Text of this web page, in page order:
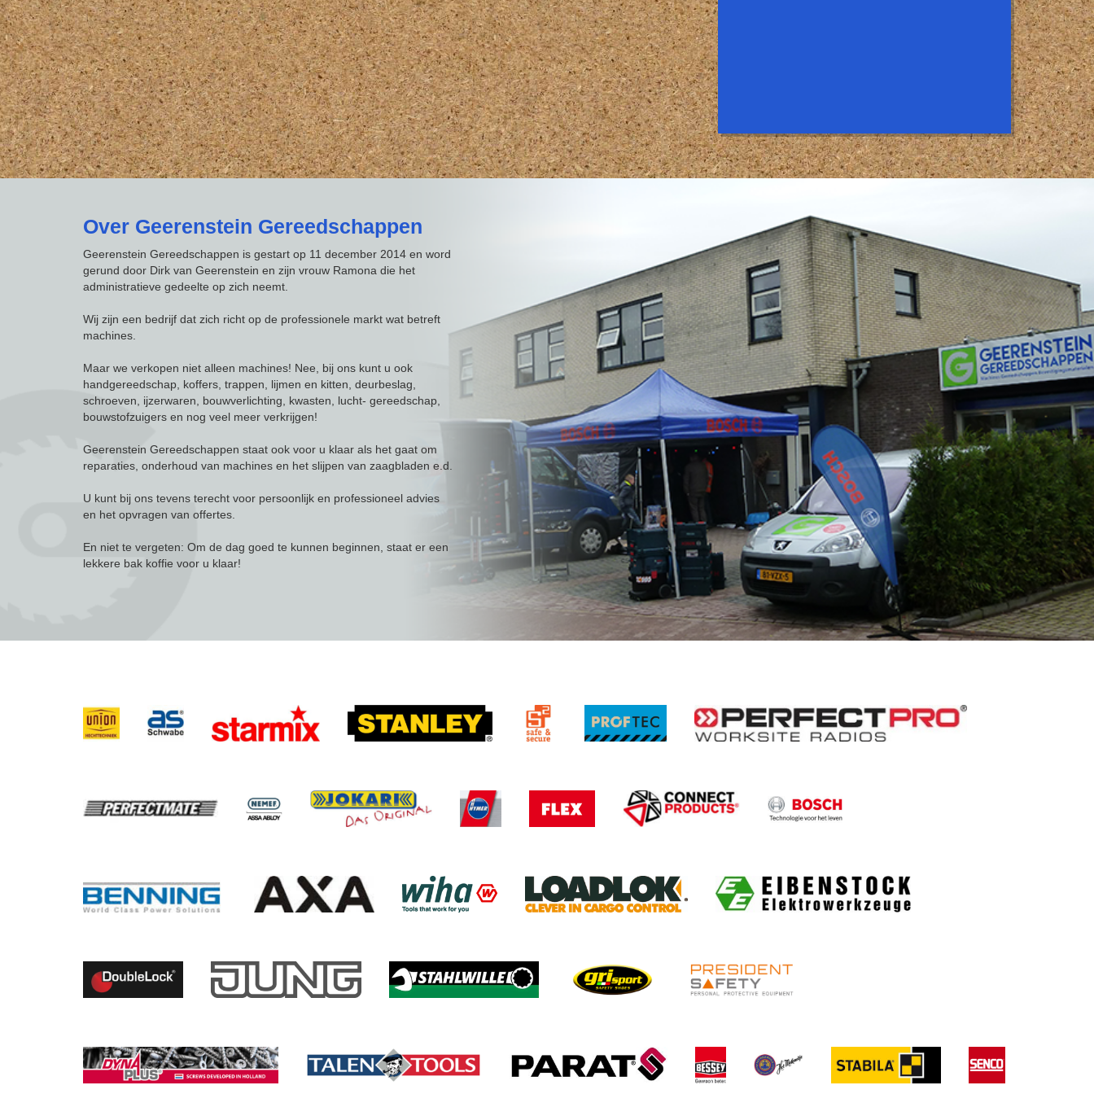
Over Geerenstein Gereedschappen
Geerenstein Gereedschappen is gestart op 11 december 2014 en word
gerund door Dirk van Geerenstein en zijn vrouw Ramona die het
administratieve gedeelte op zich neemt.
Wij zijn een bedrijf dat zich richt op de professionele markt wat betreft
machines.
Maar we verkopen niet alleen machines! Nee, bij ons kunt u ook
handgereedschap, koffers, trappen, lijmen en kitten, deurbeslag,
schroeven, ijzerwaren, bouwverlichting, kwasten, lucht- gereedschap,
bouwstofzuigers en nog veel meer verkrijgen!
Geerenstein Gereedschappen staat ook voor u klaar als het gaat om
reparaties, onderhoud van machines en het slijpen van zaagbladen e.d.
U kunt bij ons tevens terecht voor persoonlijk en professioneel advies
en het opvragen van offertes.
En niet te vergeten: Om de dag goed te kunnen beginnen, staat er een
lekkere bak koffie voor u klaar!